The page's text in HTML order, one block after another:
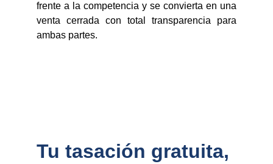
frente a la competencia y se convierta en una
venta cerrada con total transparencia para
ambas partes.
Tu tasación gratuita,